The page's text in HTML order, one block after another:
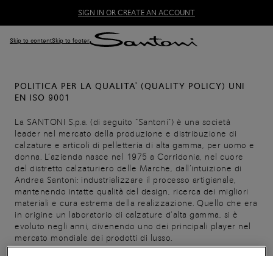
SIGN IN OR CREATE AN ACCOUNT
Skip to contentSkip to footer
POLITICA PER LA QUALITA' (QUALITY POLICY) UNI
EN ISO 9001
La SANTONI S.p.a. (di seguito “Santoni”) è una società
leader nel mercato della produzione e distribuzione di
calzature e articoli di pelletteria di alta gamma, per uomo e
donna. L’azienda nasce nel 1975 a Corridonia, nel cuore
del distretto calzaturiero delle Marche, dall’intuizione di
Andrea Santoni: industrializzare il processo artigianale,
mantenendo intatte qualità del design, ricerca dei migliori
materiali e cura estrema della realizzazione. Quello che era
in origine un laboratorio di calzature d’alta gamma, si è
evoluto negli anni, divenendo uno dei principali player nel
mercato mondiale dei prodotti di lusso.